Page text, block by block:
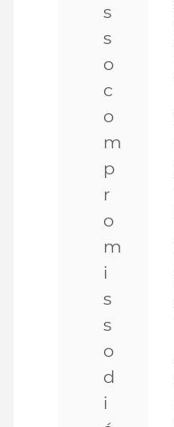
s
s
o
c
o
m
p
r
o
m
i
s
s
o
d
i